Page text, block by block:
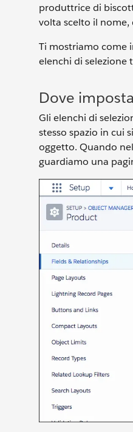
produttrice di
volta scelto il nome,
Ti mostriamo come
elenchi di selezione
Dove
Gli elenchi di
stesso spazio in cui
oggetto. Quando
guardiamo una